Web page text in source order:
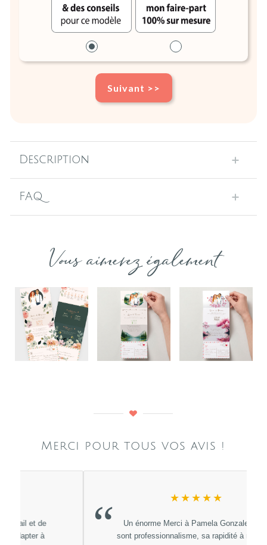
Suivant >>
Description
FAQ
Vous aimerez également
Merci pour tous vos avis !
“
Un énorme Merci à Pamela Gonzales pour
sont professionnalisme, sa rapidité à répondre